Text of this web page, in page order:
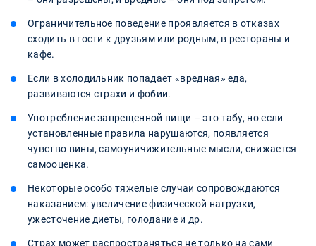
Ограничительное поведение проявляется в отказах
сходить в гости к друзьям или родным, в рестораны и
кафе.
Если в холодильник попадает «вредная» еда,
развиваются страхи и фобии.
Употребление запрещенной пищи – это табу, но если
установленные правила нарушаются, появляется
чувство вины, самоуничижительные мысли, снижается
самооценка.
Некоторые особо тяжелые случаи сопровождаются
наказанием: увеличение физической нагрузки,
ужесточение диеты, голодание и др.
Страх может распространяться не только на сами